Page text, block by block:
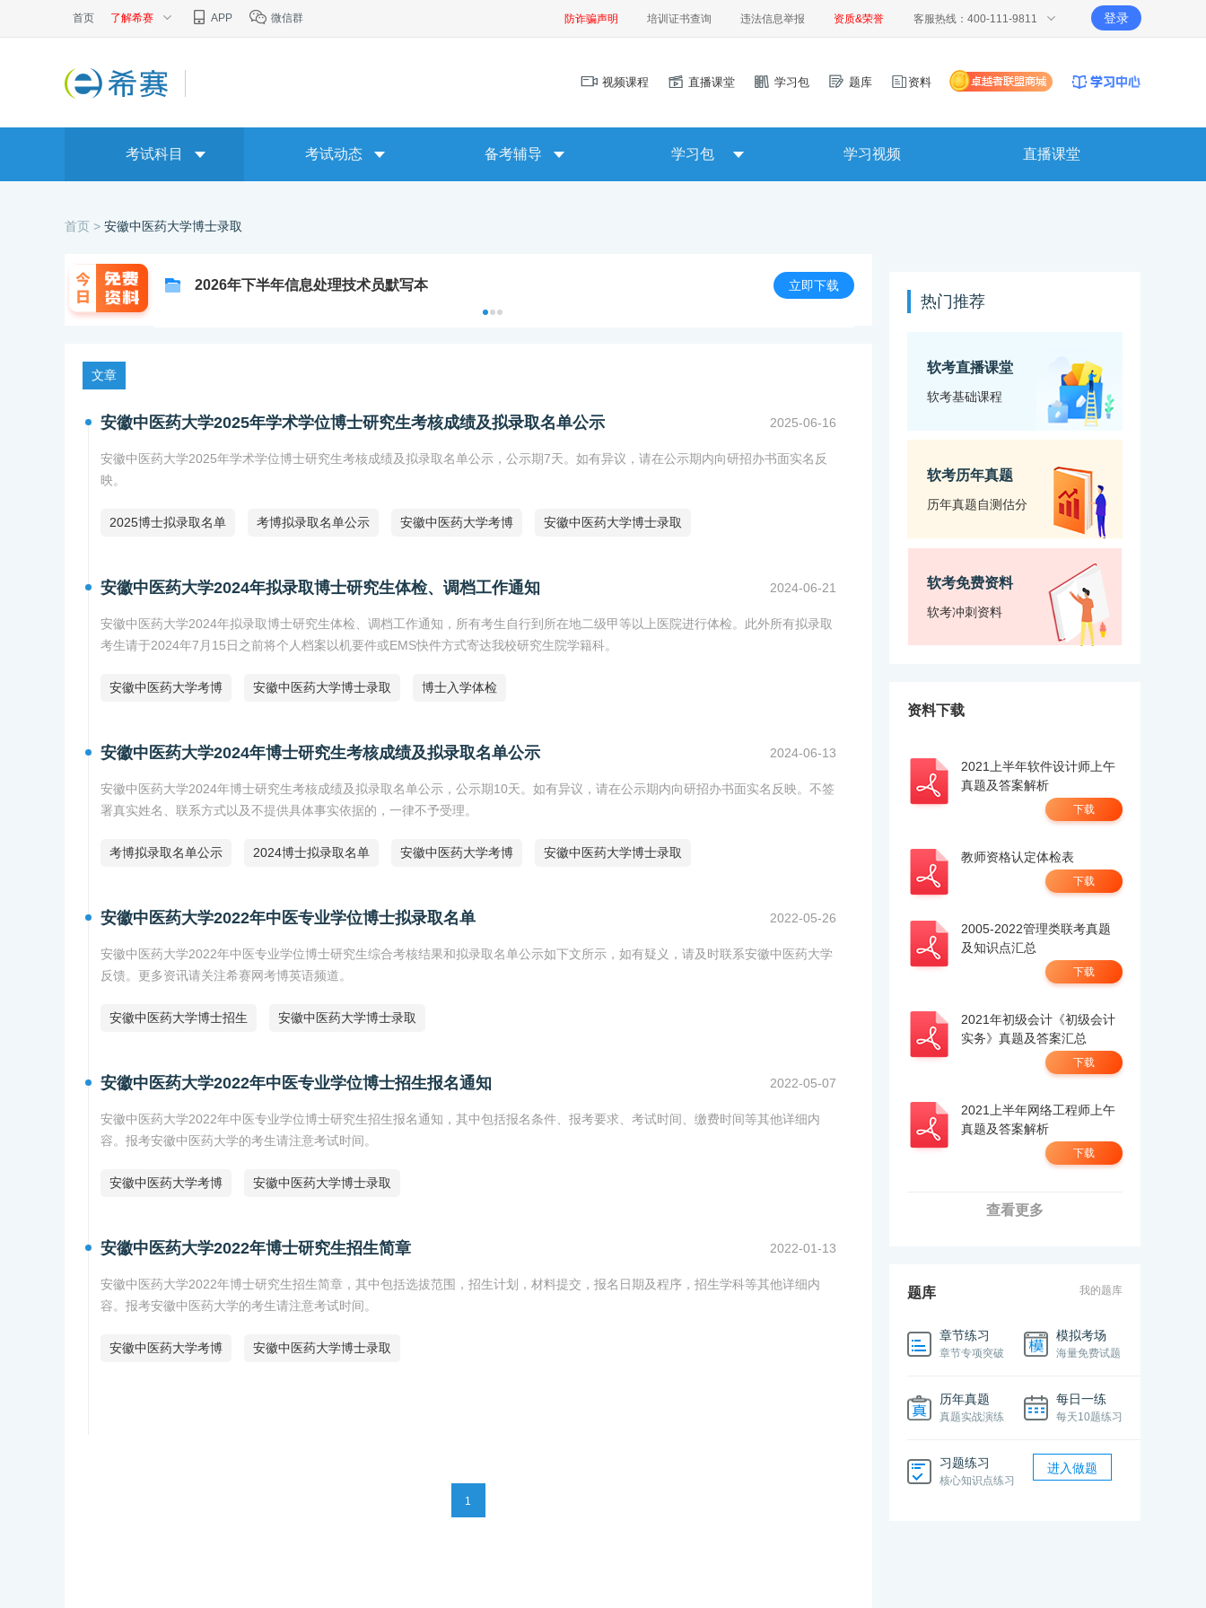
首页 了解希赛 APP 微信群 防诈骗声明 培训证书查询 违法信息举报 资质&荣誉 客服热线：400-111-9811 登录
视频课程 直播课堂 学习包 题库 资料
考试科目 考试动态 备考辅导 学习包 学习视频 直播课堂
首页 > 安徽中医药大学博士录取
2026年下半年信息处理技术员默写本 立即下载
文章
安徽中医药大学2025年学术学位博士研究生考核成绩及拟录取名单公示 2025-06-16
安徽中医药大学2025年学术学位博士研究生考核成绩及拟录取名单公示，公示期7天。如有异议，请在公示期内向研招办书面实名反
映。
2025博士拟录取名单 考博拟录取名单公示 安徽中医药大学考博 安徽中医药大学博士录取
安徽中医药大学2024年拟录取博士研究生体检、调档工作通知 2024-06-21
安徽中医药大学2024年拟录取博士研究生体检、调档工作通知，所有考生自行到所在地二级甲等以上医院进行体检。此外所有拟录取
考生请于2024年7月15日之前将个人档案以机要件或EMS快件方式寄达我校研究生院学籍科。
安徽中医药大学考博 安徽中医药大学博士录取 博士入学体检
安徽中医药大学2024年博士研究生考核成绩及拟录取名单公示 2024-06-13
安徽中医药大学2024年博士研究生考核成绩及拟录取名单公示，公示期10天。如有异议，请在公示期内向研招办书面实名反映。不签
署真实姓名、联系方式以及不提供具体事实依据的，一律不予受理。
考博拟录取名单公示 2024博士拟录取名单 安徽中医药大学考博 安徽中医药大学博士录取
安徽中医药大学2022年中医专业学位博士拟录取名单 2022-05-26
安徽中医药大学2022年中医专业学位博士研究生综合考核结果和拟录取名单公示如下文所示，如有疑义，请及时联系安徽中医药大学
反馈。更多资讯请关注希赛网考博英语频道。
安徽中医药大学博士招生 安徽中医药大学博士录取
安徽中医药大学2022年中医专业学位博士招生报名通知 2022-05-07
安徽中医药大学2022年中医专业学位博士研究生招生报名通知，其中包括报名条件、报考要求、考试时间、缴费时间等其他详细内
容。报考安徽中医药大学的考生请注意考试时间。
安徽中医药大学考博 安徽中医药大学博士录取
安徽中医药大学2022年博士研究生招生简章 2022-01-13
安徽中医药大学2022年博士研究生招生简章，其中包括选拔范围，招生计划，材料提交，报名日期及程序，招生学科等其他详细内
容。报考安徽中医药大学的考生请注意考试时间。
安徽中医药大学考博 安徽中医药大学博士录取
1
热门推荐
软考直播课堂
软考基础课程
软考历年真题
历年真题自测估分
软考免费资料
软考冲刺资料
资料下载
2021上半年软件设计师上午
真题及答案解析
下载
教师资格认定体检表
下载
2005-2022管理类联考真题
及知识点汇总
下载
2021年初级会计《初级会计
实务》真题及答案汇总
下载
2021上半年网络工程师上午
真题及答案解析
下载
查看更多
题库 我的题库
章节练习
章节专项突破
模拟考场
海量免费试题
历年真题
真题实战演练
每日一练
每天10题练习
习题练习
核心知识点练习
进入做题